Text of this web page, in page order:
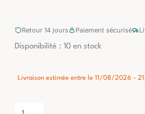
Retour 14 jours Paiement sécurisé
Disponibilité : 10 en stock
Livraison estimée entre le 11/08/2026 -
quantité
Tabouret
Bordeaux